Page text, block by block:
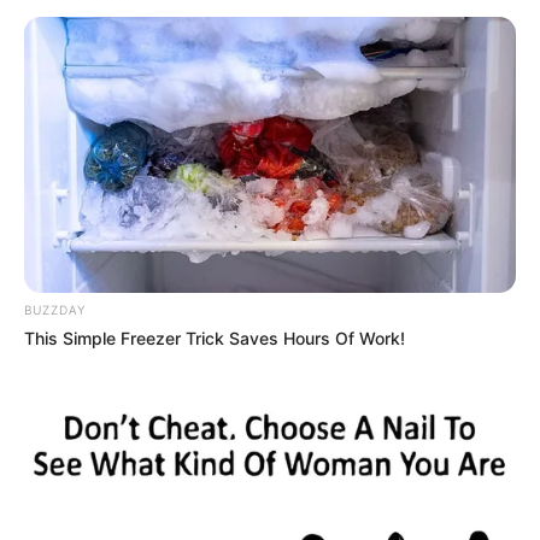
ALERTA BOGOTÁ EN GOOGLE NEWS
TEMAS RELACIONADOS
PAMPLONA, NORTE DE SANTANDER CÚCUTA
MANTÉNGASE EN ALERTA
Tenemos todas las noticias que le
ACTIVAR AHORA
BUZZDAY
This Simple Freezer Trick Saves Hours Of Work!